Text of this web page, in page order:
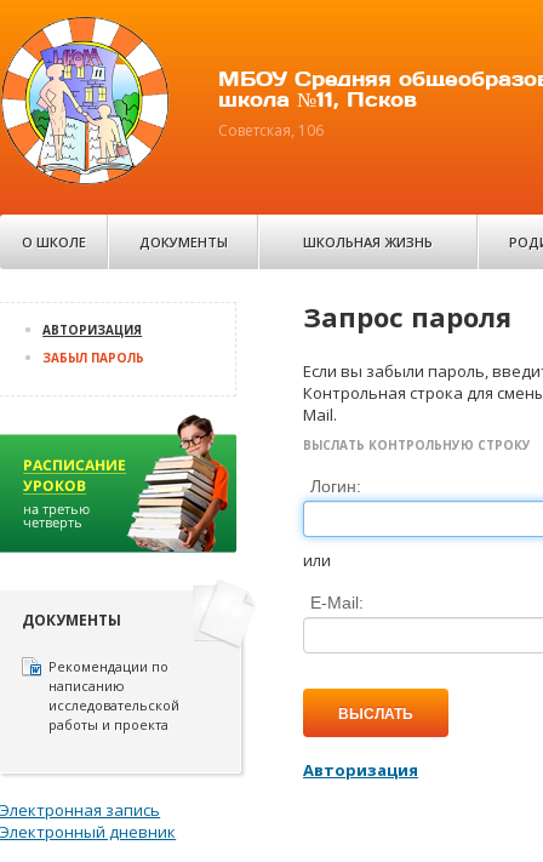
МБОУ Средняя
школа №11, Псков
Советская, 106
О ШКОЛЕ ДОКУМЕНТЫ ШКОЛЬНАЯ ЖИЗНЬ
Запрос пароля
Если вы забыли пароль,
Контрольная строка для
Mail.
ВЫСЛАТЬ КОНТРОЛЬНУЮ СТРОКУ
Логин:
или
E-Mail:
ВЫСЛАТЬ
Авторизация
АВТОРИЗАЦИЯ
ЗАБЫЛ ПАРОЛЬ
ДОКУМЕНТЫ
Рекомендации по
написанию
исследовательской
работы и проекта
Электронная запись
Электронный дневник